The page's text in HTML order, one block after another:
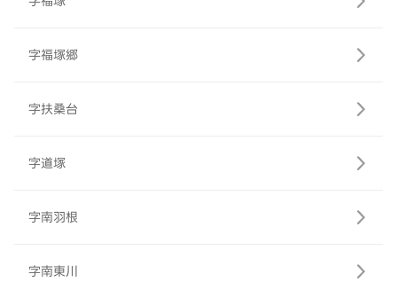
字福塚郷
字扶桑台
字道塚
字南羽根
字南東川